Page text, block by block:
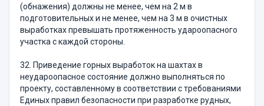
(обнажения) должны не менее, чем на 2 м в
подготовительных и не менее, чем на 3 м в очистных
выработках превышать протяженность удароопасного
участка с каждой стороны.
32. Приведение горных выработок на шахтах в
неудароопасное состояние должно выполняться по
проекту, составленному в соответствии с требованиями
Единых правил безопасности при разработке рудных,